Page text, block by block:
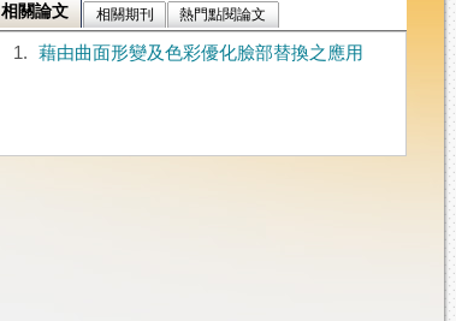
相關論文 相關期刊 熱門點閱論文
1. 藉由曲面形變及色彩優化臉部替換之應用